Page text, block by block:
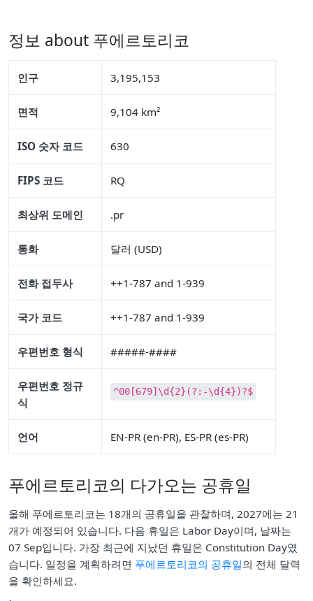
정보 about 푸에르토리코
인구 3,195,153
면적 9,104 km²
ISO 숫자 코드 630
FIPS 코드 RQ
최상위 도메인 .pr
통화 달러 (USD)
전화 접두사 ++1-787 and 1-939
국가 코드 ++1-787 and 1-939
우편번호 형식 #####-####
우편번호 정규
식
^00[679]\d{2}(?:-\d{4})?$
언어 EN-PR (en-PR), ES-PR (es-PR)
푸에르토리코의 다가오는 공휴일
올해 푸에르토리코는 18개의 공휴일을 관찰하며, 2027에는 21
개가 예정되어 있습니다. 다음 휴일은 Labor Day이며, 날짜는
07 Sep입니다. 가장 최근에 지났던 휴일은 Constitution Day였
습니다. 일정을 계획하려면 푸에르토리코의 공휴일의 전체 달력
을 확인하세요.